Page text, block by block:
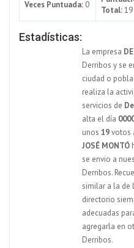
Veces Puntuada: 0
Total:19
Estadísticas:
La empresa
Derribos y se
ciudad o
realiza la
servicios de
alta el día
unos 19votos
JOSÉ MONTÓ
se envio a
Derribos.
similar a la de
directorio
adecuadas
agregarla en
Derribos.